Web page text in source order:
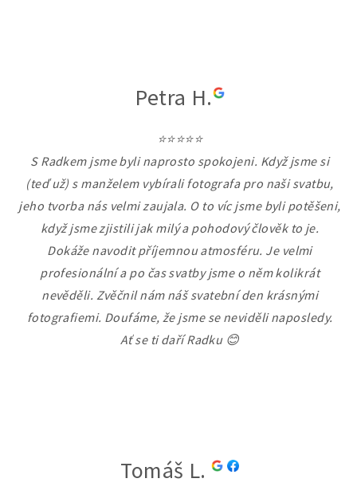
Petra H.
⭐⭐⭐⭐⭐
S Radkem jsme byli naprosto spokojeni. Když jsme si
(teď už) s manželem vybírali fotografa pro naši svatbu,
jeho tvorba nás velmi zaujala. O to víc jsme byli potěšeni,
když jsme zjistili jak milý a pohodový člověk to je.
Dokáže navodit příjemnou atmosféru. Je velmi
profesionální a po čas svatby jsme o něm kolikrát
nevěděli. Zvěčnil nám náš svatební den krásnými
fotografiemi. Doufáme, že jsme se neviděli naposledy.
Ať se ti daří Radku 😊
Tomáš L.